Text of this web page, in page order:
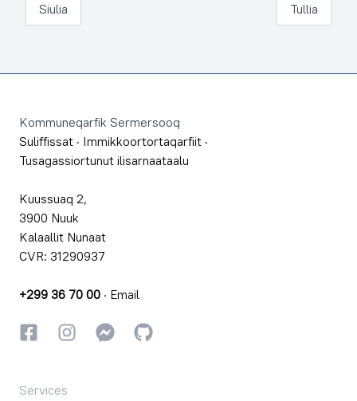
Siulia Tullia
Kommuneqarfik Sermersooq
Suliffissat · Immikkoortortaqarfiit ·
Tusagassiortunut ilisarnaataalu
Kuussuaq 2,
3900 Nuuk
Kalaallit Nunaat
CVR: 31290937
+299 36 70 00 · Email
FacebookkiInstagrammiInstagrammi
GitHub
Services